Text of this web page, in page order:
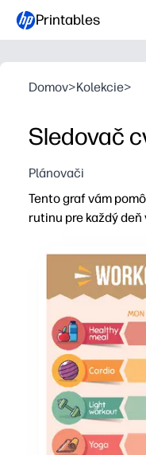
Printables
Domov>Kolekcie>
Sledovač
Plánovači
Tento graf vám
rutinu pre každý deň
Formát print-
Týždenná
Začiarkavacie
Flexibilné sekcie